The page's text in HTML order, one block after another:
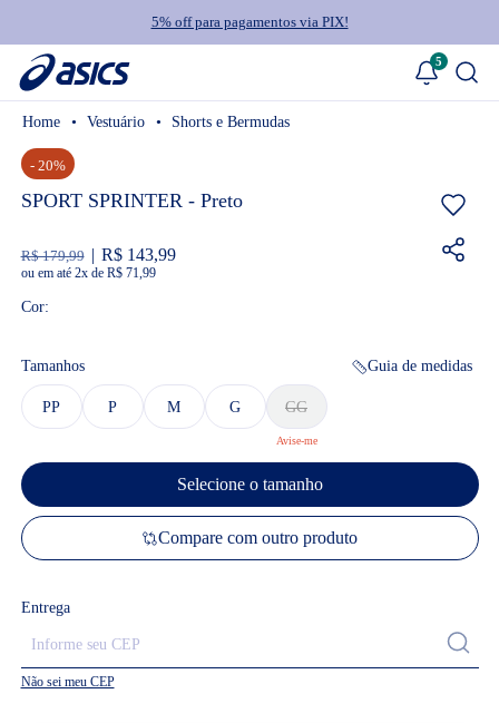
5% off para pagamentos via PIX!
5
Vestuário Shorts e Bermudas
- 20%
SPORT SPRINTER - Preto
R$ 179,99 R$ 143,99
ou 2xde R$ 71,99
Cor:
Tamanhos Guia de medidas
PP P M G GG
Selecione o tamanho
Compare com outro produto
Entrega
Não sei meu CEP